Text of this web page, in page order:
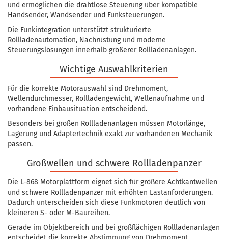
und ermöglichen die drahtlose Steuerung über kompatible
Handsender, Wandsender und Funksteuerungen.
Die Funkintegration unterstützt strukturierte
Rollladenautomation, Nachrüstung und moderne
Steuerungslösungen innerhalb größerer Rollladenanlagen.
Wichtige Auswahlkriterien
Für die korrekte Motorauswahl sind Drehmoment,
Wellendurchmesser, Rollladengewicht, Wellenaufnahme und
vorhandene Einbausituation entscheidend.
Besonders bei großen Rollladenanlagen müssen Motorlänge,
Lagerung und Adaptertechnik exakt zur vorhandenen Mechanik
passen.
Großwellen und schwere Rollladenpanzer
Die L-868 Motorplattform eignet sich für größere Achtkantwellen
und schwere Rollladenpanzer mit erhöhten Lastanforderungen.
Dadurch unterscheiden sich diese Funkmotoren deutlich von
kleineren S- oder M-Baureihen.
Gerade im Objektbereich und bei großflächigen Rollladenanlagen